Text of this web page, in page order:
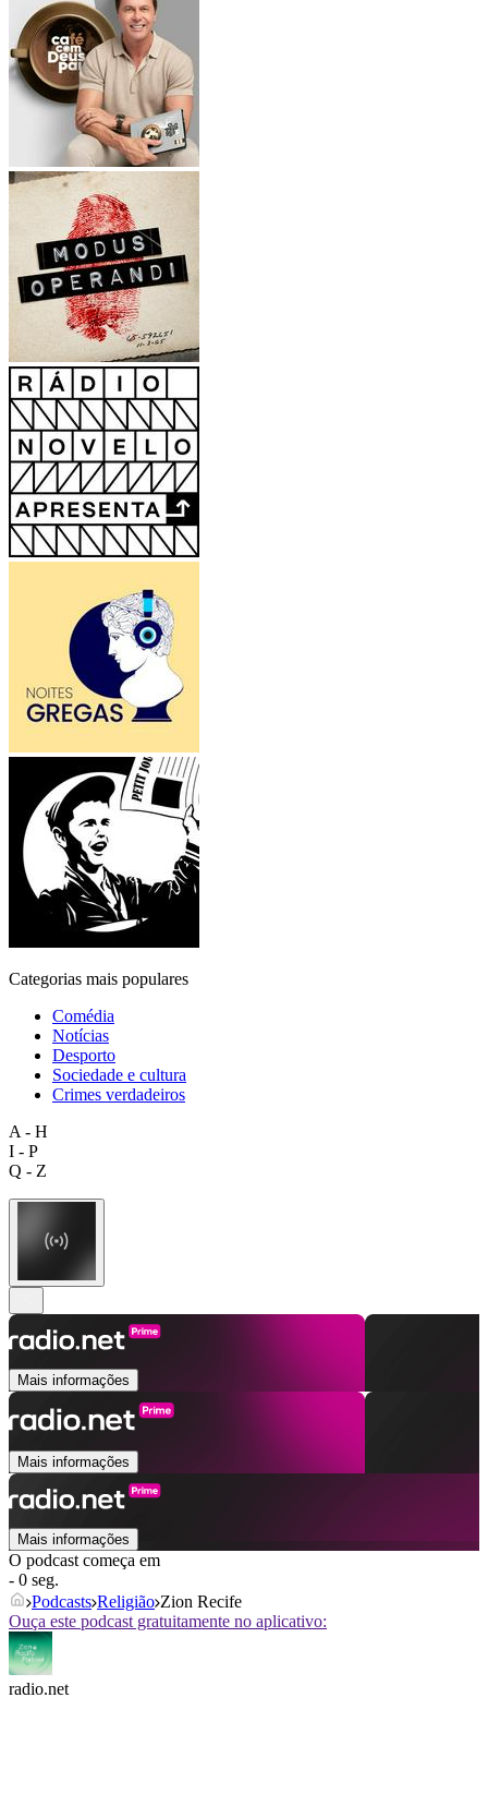
Categorias mais populares
Comédia
Notícias
Desporto
Sociedade e cultura
Crimes verdadeiros
A - H
I - P
Q - Z
Mais informações
Mais informações
Mais informações
O podcast começa em
- 0 seg.
Podcasts Religião Zion Recife
Ouça este podcast gratuitamente no aplicativo:
radio.net